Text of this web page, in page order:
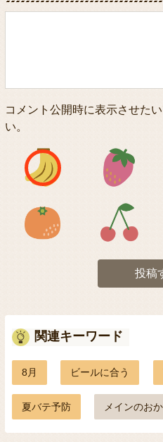
コメント公開時に表示させた
い。
アイコン1
アイコン5
投稿
関連キーワード
8月 ビールに合う
夏バテ予防 メインのお